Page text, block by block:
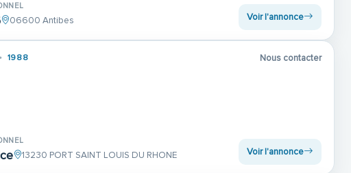
06600 Antibes Voir l'annonce
1988 Nous contacter
13230 PORT SAINT LOUIS DU RHONE Voir l'annonce